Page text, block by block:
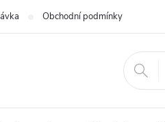
Obchodní podmínky